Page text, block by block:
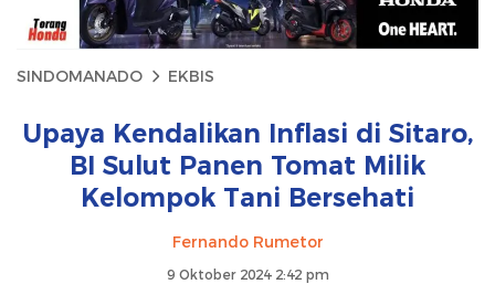
SINDOMANADO EKBIS
Upaya Kendalikan Inflasi di Sitaro,
BI Sulut Panen Tomat Milik
Kelompok Tani Bersehati
Fernando Rumetor
9 Oktober 2024 2:42 pm